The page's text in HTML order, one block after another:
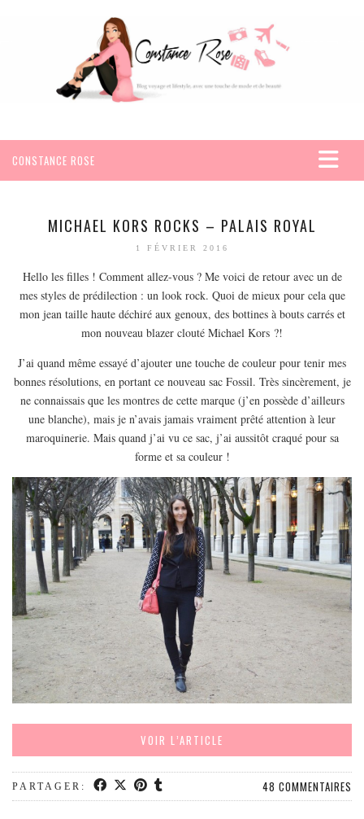
CONSTANCE ROSE
VOYAGES
SEYCHELLES
AMÉRIQUE
ESPAGNE
FRANCE
HONGRIE
ITALIE
PAYS BAS
RÉPUBLIQUE TCHÈQUE
OCÉANIE
AUSTRALIE
ARTICLES PRATIQUES
YOGA
MON PROGRAMME DE YOGA EN LIGNE
AUTRES CATÉGORIES
BEAUTÉ
DIVERSES BOX
MICHAEL KORS ROCKS – PALAIS ROYAL
1 FÉVRIER 2016
Hello les filles ! Comment allez-vous ? Me voici de retour avec un de
mes styles de prédilection : un look rock. Quoi de mieux pour cela que
mon jean taille haute déchiré aux genoux, des bottines à bouts carrés et
mon nouveau blazer clouté Michael Kors ?!
J’ai quand même essayé d’ajouter une touche de couleur pour tenir mes
bonnes résolutions, en portant ce nouveau sac Fossil. Très sincèrement, je
ne connaissais que les montres de cette marque (j’en possède d’ailleurs
une blanche), mais je n’avais jamais vraiment prêté attention à leur
maroquinerie. Mais quand j’ai vu ce sac, j’ai aussitôt craqué pour sa
forme et sa couleur !
VOIR L’ARTICLE
PARTAGER: 48 COMMENTAIRES